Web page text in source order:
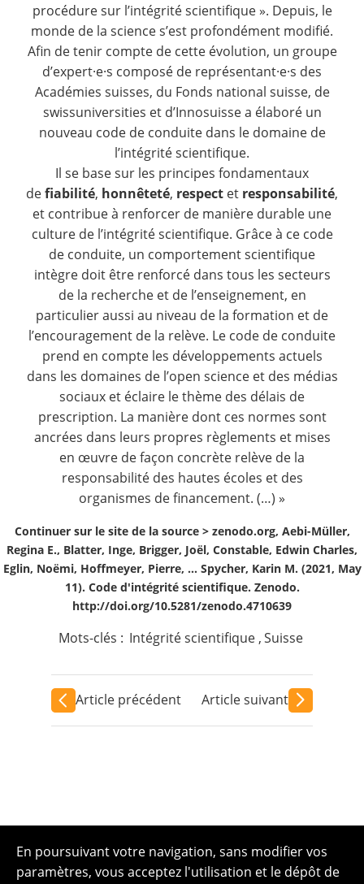
procédure sur l’intégrité scientifique ». Depuis, le
monde de la science s’est profondément modifié.
Afin de tenir compte de cette évolution, un groupe
d’expert·e·s composé de représentant·e·s des
Académies suisses, du Fonds national suisse, de
swissuniversities et d’Innosuisse a élaboré un
nouveau code de conduite dans le domaine de
l’intégrité scientifique.
Il se base sur les principes fondamentaux
defiabilité, honnêteté, respect et responsabilité,
et contribue à renforcer de manière durable une
culture de l’intégrité scientifique. Grâce à ce code
de conduite, un comportement scientifique
intègre doit être renforcé dans tous les secteurs
de la recherche et de l’enseignement, en
particulier aussi au niveau de la formation et de
l’encouragement de la relève. Le code de conduite
prend en compte les développements actuels
dans les domaines de l’open science et des médias
sociaux et éclaire le thème des délais de
prescription. La manière dont ces normes sont
ancrées dans leurs propres règlements et mises
en œuvre de façon concrète relève de la
responsabilité des hautes écoles et des
organismes de financement. (…) »
Continuer sur le site de la source > zenodo.org, Aebi-Müller,
Regina E., Blatter, Inge, Brigger, Joël, Constable, Edwin Charles,
Eglin, Noëmi, Hoffmeyer, Pierre, … Spycher, Karin M. (2021, May
11). Code d'intégrité scientifique. Zenodo.
http://doi.org/10.5281/zenodo.4710639
Mots-clés : Intégrité scientifique ,Suisse
Article précédent Article suivant
En poursuivant votre navigation, sans modifier vos
paramètres, vous acceptez l'utilisation et le dépôt de